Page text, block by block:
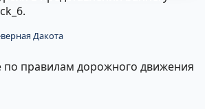
Дакота
по правилам дорожного движения